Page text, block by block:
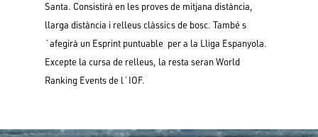
Santa. Consistirà en les proves de mitjana distància,
llarga distància i relleus clàssics de bosc. També s
´afegirà un Esprint puntuable per a la Lliga Espanyola.
Excepte la cursa de relleus, la resta seran World
Ranking Events de l´IOF.